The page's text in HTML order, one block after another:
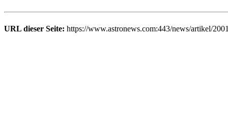
URL dieser Seite: https://www.astronews.com:443/news/artikel/